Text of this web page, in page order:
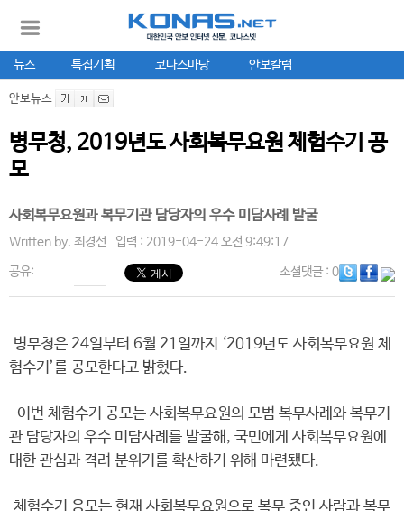
뉴스 특집기획 코나스마당 안보칼럼
안보뉴스
병무청, 2019년도 사회복무요원 체험수기 공
모
사회복무요원과 복무기관 담당자의 우수 미담사례 발굴
Written by. 최경선 입력 : 2019-04-24 오전 9:49:17
공유: 소셜댓글: 0
병무청은 24일부터 6월 21일까지 ‘2019년도 사회복무요원 체
험수기’를 공모한다고 밝혔다.
이번 체험수기 공모는 사회복무요원의 모범 복무사례와 복무기
관 담당자의 우수 미담사례를 발굴해, 국민에게 사회복무요원에
대한 관심과 격려 분위기를 확산하기 위해 마련됐다.
체험수기 응모는 현재 사회복무요원으로 복무 중인 사람과 복무